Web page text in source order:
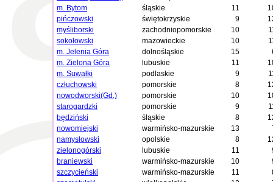
m. Bytom
śląskie 11
pińczowski
świętokrzyskie 9
myśliborski
zachodniopomorskie 10
sokołowski
mazowieckie 10
m. Jelenia Góra
dolnośląskie 15
m. Zielona Góra
lubuskie 11
m. Suwałki
podlaskie 9
człuchowski
pomorskie 8
nowodworski(Gd.)
pomorskie 10
starogardzki
pomorskie 9
będziński
śląskie 8
nowomiejski
warmińsko-mazurskie 13
namysłowski
opolskie 8
zielonogórski
lubuskie 11
braniewski
warmińsko-mazurskie 10
szczycieński
warmińsko-mazurskie 11